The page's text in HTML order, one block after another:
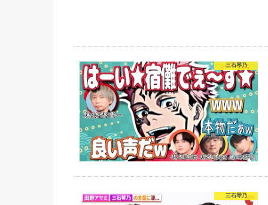
三石琴乃
三石琴乃